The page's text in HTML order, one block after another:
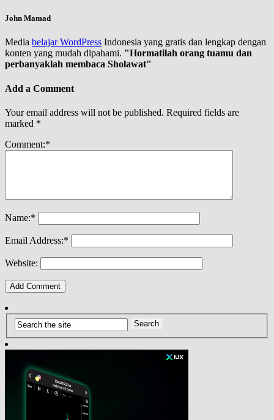
John Mamad
Media belajar WordPress Indonesia yang gratis dan lengkap dengan
konten yang mudah dipahami. "Hormatilah orang tuamu dan
perbanyaklah membaca Sholawat"
Add a Comment
Your email address will not be published. Required fields are
marked *
Comment:*
Name:*
Email Address:*
Website: